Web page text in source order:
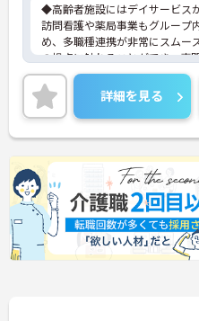
◆高齢者施設にはデイサービス
訪問看護や薬局事業もグループ
め、多職種連携が非常にスムー
の視点に触れることができ、専
キルアップできる土壌がありま
◆半年に1回の人事評価・面談で
ンスがしっかり用意されていま
ント職への挑戦も歓迎♪入社後
ら、施設長、ブロック長、本部
性や目標に合わせてステップア
管理職比率も30％を目指して推
く活躍できる環境です。
◆施設ごとの課題を話し合う「
グ」や、利用者様へのケアを考
ァレンス」を実施しています。
係なく意見交換を行い、みんな
詳細を見る